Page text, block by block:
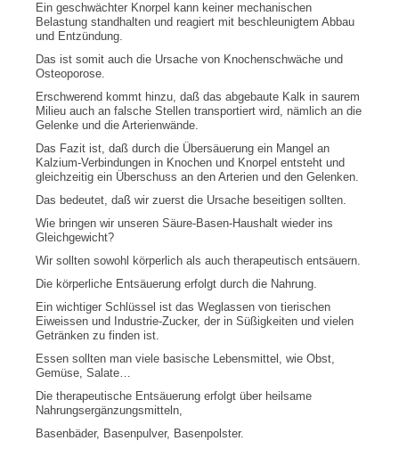
Ein geschwächter Knorpel kann keiner mechanischen
Belastung standhalten und reagiert mit beschleunigtem Abbau
und Entzündung.
Das ist somit auch die Ursache von Knochenschwäche und
Osteoporose.
Erschwerend kommt hinzu, daß das abgebaute Kalk in saurem
Milieu auch an falsche Stellen transportiert wird, nämlich an die
Gelenke und die Arterienwände.
Das Fazit ist, daß durch die Übersäuerung ein Mangel an
Kalzium-Verbindungen in Knochen und Knorpel entsteht und
gleichzeitig ein Überschuss an den Arterien und den Gelenken.
Das bedeutet, daß wir zuerst die Ursache beseitigen sollten.
Wie bringen wir unseren Säure-Basen-Haushalt wieder ins
Gleichgewicht?
Wir sollten sowohl körperlich als auch therapeutisch entsäuern.
Die körperliche Entsäuerung erfolgt durch die Nahrung.
Ein wichtiger Schlüssel ist das Weglassen von tierischen
Eiweissen und Industrie-Zucker, der in Süßigkeiten und vielen
Getränken zu finden ist.
Essen sollten man viele basische Lebensmittel, wie Obst,
Gemüse, Salate…
Die therapeutische Entsäuerung erfolgt über heilsame
Nahrungsergänzungsmitteln,
Basenbäder, Basenpulver, Basenpolster.